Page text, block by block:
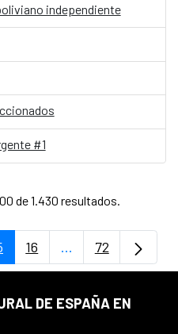
independiente
#1
de 1.430 resultados.
Use TAB para
Página
16 ...PáginasPágina
72
DE ESPAÑA EN